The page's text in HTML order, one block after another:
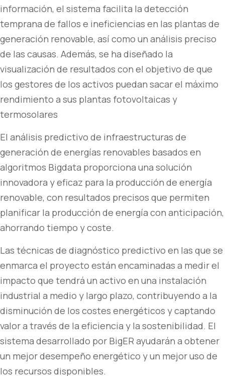
información, el sistema facilita la detección
temprana de fallos e ineficiencias en las plantas de
generación renovable, así como un análisis preciso
de las causas. Además, se ha diseñado la
visualización de resultados con el objetivo de que
los gestores de los activos puedan sacar el máximo
rendimiento a sus plantas fotovoltaicas y
termosolares
El análisis predictivo de infraestructuras de
generación de energías renovables basados en
algoritmos Bigdata proporciona una solución
innovadora y eficaz para la producción de energía
renovable, con resultados precisos que permiten
planificar la producción de energía con anticipación,
ahorrando tiempo y coste.
Las técnicas de diagnóstico predictivo en las que se
enmarca el proyecto están encaminadas a medir el
impacto que tendrá un activo en una instalación
industrial a medio y largo plazo, contribuyendo a la
disminución de los costes energéticos y captando
valor a través de la eficiencia y la sostenibilidad. El
sistema desarrollado por BigER ayudarán a obtener
un mejor desempeño energético y un mejor uso de
los recursos disponibles.